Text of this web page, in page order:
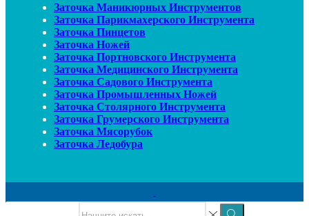
Заточка Маникюрных Инструментов
Заточка Парикмахерского Инструмента
Заточка Пинцетов
Заточка Ножей
Заточка Портновского Инструмента
Заточка Медицинского Инструмента
Заточка Садового Инструмента
Заточка Промышленных Ножей
Заточка Столярного Инструмента
Заточка Грумерского Инструмента
Заточка Мясорубок
Заточка Ледобура